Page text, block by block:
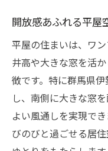
開放感あふれる平屋
平屋の住まいは、ワ
井高や大きな窓を活
徴です。特に群馬県
し、南側に大きな窓
よい風通しを実現で
びのびと過ごせる居